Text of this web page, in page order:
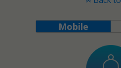
Mobile